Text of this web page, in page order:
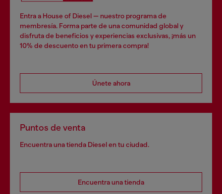
Entra a House of Diesel — nuestro programa de
membresía. Forma parte de una comunidad global y
disfruta de beneficios y experiencias exclusivas, ¡más un
10% de descuento en tu primera compra!
Únete ahora
Puntos de venta
Encuentra una tienda Diesel en tu ciudad.
Encuentra una tienda